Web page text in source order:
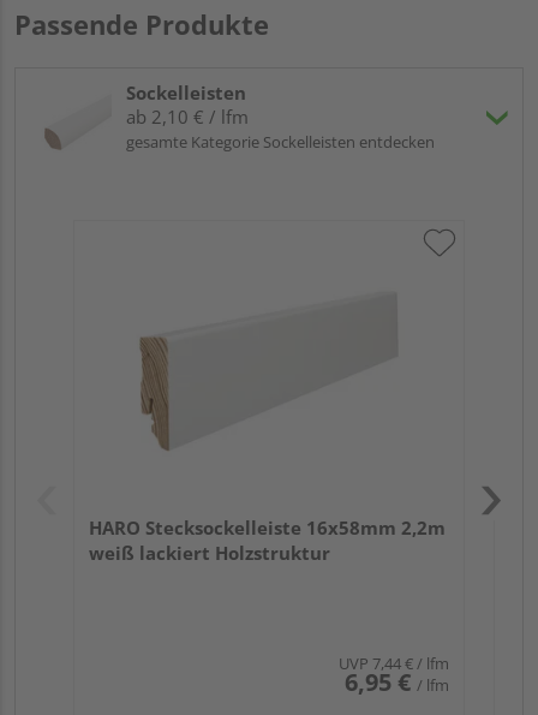
Passende Produkte
Sockelleisten
ab 2,10 € / lfm
gesamte Kategorie Sockelleisten entdecken
HARO Stecksockelleiste 16x58mm 2,2m
weiß lackiert Holzstruktur
UVP 7,44 €/ lfm
6,95 € / lfm